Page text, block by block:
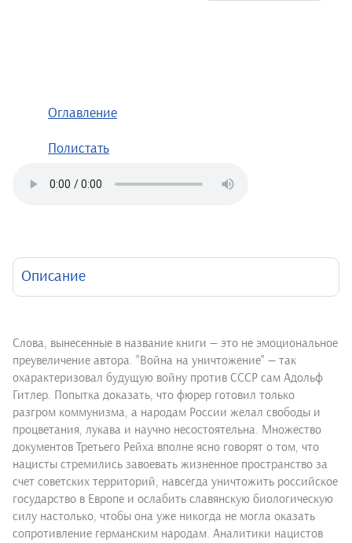
Оглавление
Полистать
Описание
Слова, вынесенные в название книги — это не эмоциональное
преувеличение автора. "Война на уничтожение" — так
охарактеризовал будущую войну против СССР сам Адольф
Гитлер. Попытка доказать, что фюрер готовил только
разгром коммунизма, а народам России желал свободы и
процветания, лукава и научно несостоятельна. Множество
документов Третьего Рейха вполне ясно говорят о том, что
нацисты стремились завоевать жизненное пространство за
счет советских территорий, навсегда уничтожить российское
государство в Европе и ослабить славянскую биологическую
силу настолько, чтобы она уже никогда не могла оказать
сопротивление германским народам. Аналитики нацистов